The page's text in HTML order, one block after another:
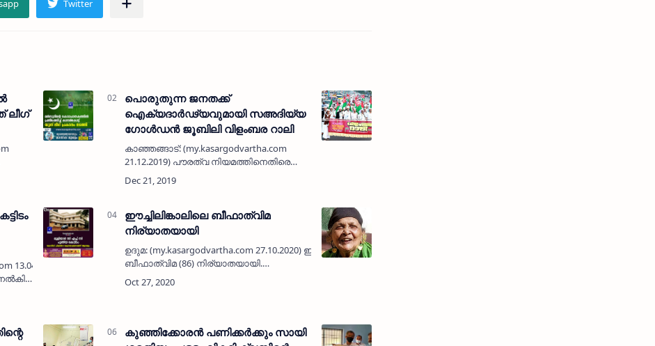
ലീഗ്
പൊരുതുന്ന ജനതക്ക്
ഐക്യദാര്‍ഢ്യവുമായി സഅദിയ്യ
ഗോള്‍ഡന്‍ ജൂബിലി വിളംബര റാലി
കാഞ്ഞങ്ങാട്: (my.kasargodvartha.com
21.12.2019) പൗരത്വ നിയമത്തിനെതിരെ
രാജ്യത്തിന്റെ വിവിധ ഭാഗങ്ങളില്‍ നടക്കുന്ന
പോരാട്ടങ്ങള്‍ക്ക് ഐക്യദാര്‍ഢ്യമര്‍പ്പിച്ച്
13.04.2020) മുളിയാര്‍
ഈച്ചിലിങ്കാലിലെ ബീഫാത്വിമ
നിര്യാതയായി
ഉദുമ: (my.kasargodvartha.com 27.10.2020) ഈച്ചിലിങ്കാലിലെ
ബീഫാത്വിമ (86) നിര്യാതയായി.
പരേതനായ ഇ കെ അബ്ബാസ് ഹാജിയുടെ
ഭാര്യയാണ്.മക്കള്‍: ഇ കെ അബ്ദുല്‍
കുഞ്ഞിക്കോരന്‍ പണിക്കര്‍ക്കും സായി